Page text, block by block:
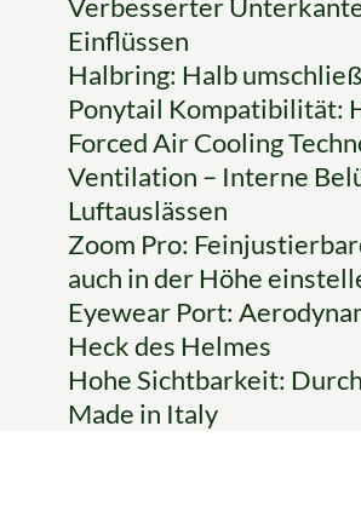
Verbesserter
Einflüssen
Halbring: Halb
Ponytail Kompatibilität:
Forced Air Cooling
Ventilation – Interne
Luftauslässen
Zoom Pro:
auch in der Höhe
Eyewear Port:
Heck des Helmes
Hohe Sichtbarkeit:
Made in Italy